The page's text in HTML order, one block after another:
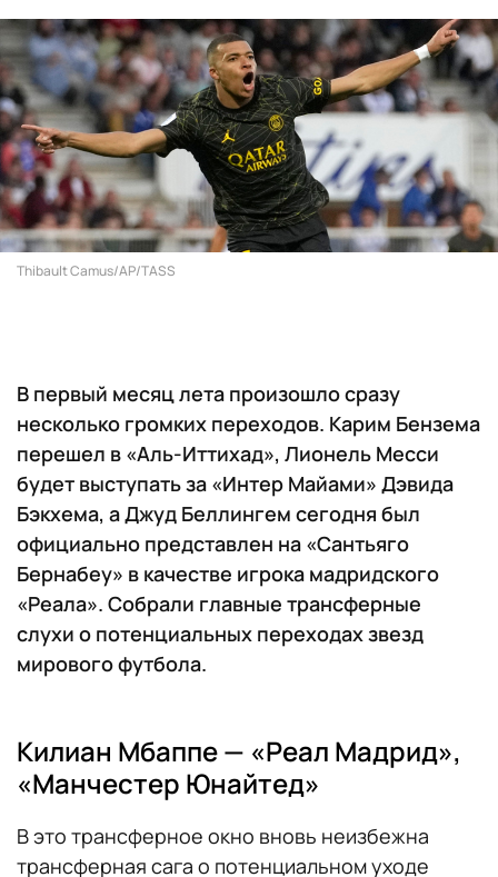
Thibault Camus/AP/TASS
В первый месяц лета произошло сразу
несколько громких переходов. Карим Бензема
перешел в «Аль-Иттихад», Лионель Месси
будет выступать за «Интер Майами» Дэвида
Бэкхема, а Джуд Беллингем сегодня был
официально представлен на «Сантьяго
Бернабеу» в качестве игрока мадридского
«Реала». Собрали главные трансферные
слухи о потенциальных переходах звезд
мирового футбола.
Килиан Мбаппе — «Реал Мадрид»,
«Манчестер Юнайтед»
В это трансферное окно вновь неизбежна
трансферная сага о потенциальном уходе